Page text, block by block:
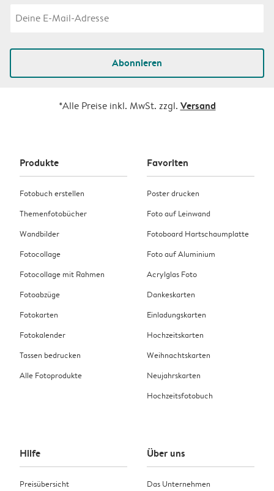
Abonnieren
*Alle Preise inkl. MwSt. zzgl. Versand
Produkte
Fotobuch erstellen
Themenfotobücher
Wandbilder
Fotocollage
Fotocollage mit Rahmen
Fotoabzüge
Fotokarten
Fotokalender
Tassen bedrucken
Alle Fotoprodukte
Favoriten
Poster drucken
Foto auf Leinwand
Fotoboard Hartschaumplatte
Foto auf Aluminium
Acrylglas Foto
Dankeskarten
Einladungskarten
Hochzeitskarten
Weihnachtskarten
Neujahrskarten
Hochzeitsfotobuch
Hilfe
Preisübersicht
Über uns
Das Unternehmen